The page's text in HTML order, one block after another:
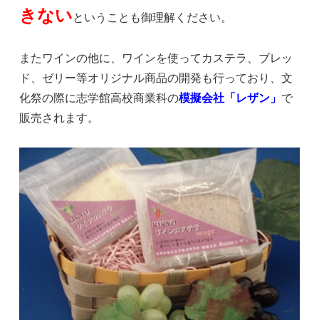
きない ということも御理解ください。
またワインの他に、ワインを使ってカステラ、ブレッ
ド、ゼリー等オリジナル商品の開発も行っており、文
化祭の際に志学館高校商業科の模擬会社「レザン」 で
販売されます。